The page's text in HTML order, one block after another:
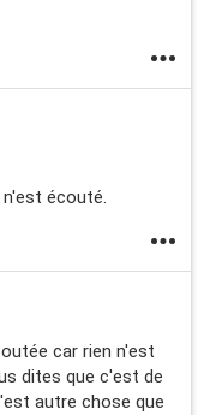
n'est écouté.
car rien n'est
dites que c'est de
autre chose que